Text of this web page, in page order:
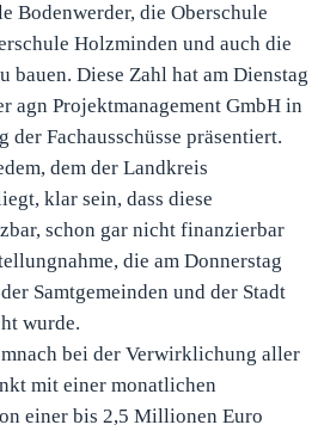
Bodenwerder, die Oberschule
Holzminden und auch die
bauen. Diese Zahl hat am Dienstag
agn Projektmanagement GmbH in
der Fachausschüsse präsentiert.
dem der Landkreis
klar sein, dass diese
schon gar nicht finanzierbar
die am Donnerstag
Samtgemeinden und der Stadt
wurde.
bei der Verwirklichung aller
mit einer monatlichen
einer bis 2,5 Millionen Euro